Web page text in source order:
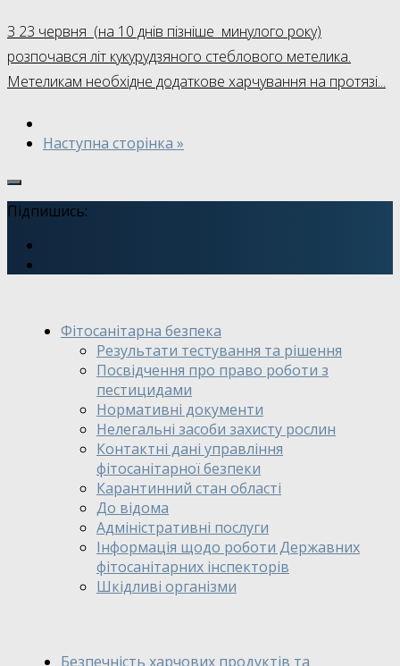
З 23 червня (на 10 днів пізніше минулого року)
розпочався літ кукурудзяного стеблового метелика.
Метеликам необхідне додаткове харчування на протязі...
Наступна сторінка »
Підпишись:
Фітосанітарна безпека
Результати тестування та рішення
Посвідчення про право роботи з
пестицидами
Нормативні документи
Нелегальні засоби захисту рослин
Контактні дані управління
фітосанітарної безпеки
Карантинний стан області
До відома
Адміністративні послуги
Інформація щодо роботи Державних
фітосанітарних інспекторів
Шкідливі організми
Безпечність харчових продуктів та